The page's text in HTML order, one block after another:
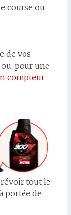
course ou
de vos
pour une
compteur
tout le
portée de